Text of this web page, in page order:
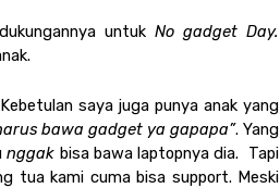
untuk
saya juga punya anak yang
bawa gadget ya gapapa”. Yang
nggak bisa bawa laptopnya dia.  Tapi
tua kami cuma bisa support. Meski